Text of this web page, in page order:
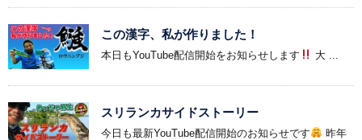
この漢字、私が作りました！
本日もYouTube配信開始をお知らせします 大 ...
スリランカサイドストーリー
今日も最新YouTube配信開始のお知らせです
昨年